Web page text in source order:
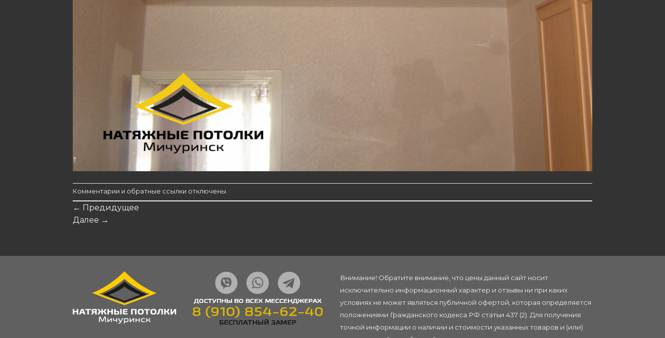
Комментарии и обратные ссылки отключены.
← Предидущее
Далее →
Внимание! Обратите внимание, что цены данный сайт носит
исключительно информационный характер и отзывы ни при каких
условиях не может являться публичной офертой, которая определяется
положениями Гражданского кодекса РФ статьи 437 (2). Для получения
точной информации о наличии и стоимости указанных товаров и (или)